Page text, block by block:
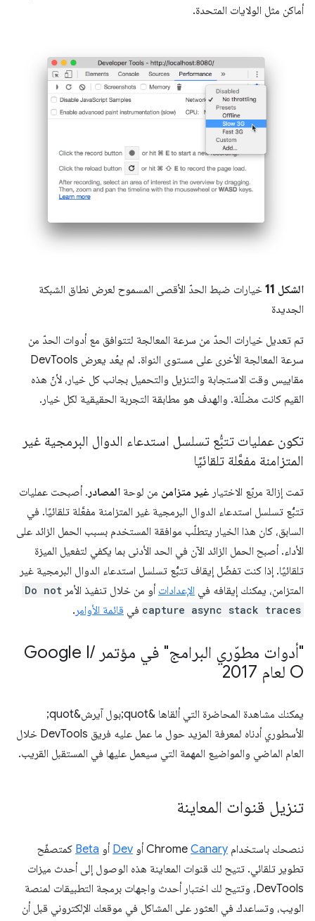
أماكن مثل الولايات المتحدة.
الشكل 11
خيارات ضبط الحدّ الأقصى المسموح لعرض نطاق الشبكة
الجديدة
تم تعديل خيارات الحدّ من سرعة المعالجة لتتوافق مع أدوات الحدّ من
سرعة المعالجة الأخرى على مستوى النواة. لم يعُد يعرض DevTools
مقاييس وقت الاستجابة والتنزيل والتحميل بجانب كل خيار، لأنّ هذه
القيم كانت مضلّلة. والهدف هو مطابقة التجربة الحقيقية لكل خيار.
تكون عمليات تتبُّع تسلسل استدعاء الدوال البرمجية غير
المتزامنة مفعَّلة تلقائيًا
تمت إزالة مربّع الاختيار غير متزامن من لوحة المصادر . أصبحت عمليات
تتبُّع تسلسل استدعاء الدوال البرمجية غير المتزامنة مفعَّلة تلقائيًا. في
السابق، كان هذا الخيار يتطلّب موافقة المستخدم بسبب الحمل الزائد على
الأداء. أصبح الحمل الزائد الآن في الحد الأدنى بما يكفي لتفعيل الميزة
تلقائيًا. إذا كنت تفضّل إيقاف تتبُّع تسلسل استدعاء الدوال البرمجية غير
المتزامن، يمكنك إيقافه في الإعدادات أو من خلال تنفيذ الأمر Do not
capture async stack traces في قائمة الأوامر .
"أدوات مطوّري البرامج" في مؤتمر Google I /
O لعام 2017
يمكنك مشاهدة المحاضرة التي ألقاها &quot;بول آيرش&quot;
الأسطوري أدناه لمعرفة المزيد حول ما عمل عليه فريق DevTools خلال
العام الماضي والمواضيع المهمة التي سيعمل عليها في المستقبل القريب.
تنزيل قنوات المعاينة
ننصحك باستخدام Chrome Canary أو Dev أو Beta كمتصفّح
تطوير تلقائي. تتيح لك قنوات المعاينة هذه الوصول إلى أحدث ميزات
DevTools، وتتيح لك اختبار أحدث واجهات برمجة التطبيقات لمنصة
الويب، وتساعدك في العثور على المشاكل في موقعك الإلكتروني قبل أن